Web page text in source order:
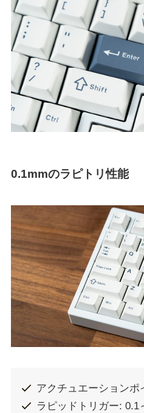
0.1mmのラピトリ性能
アクチュエーションポ
ラピッドトリガー: 0.1